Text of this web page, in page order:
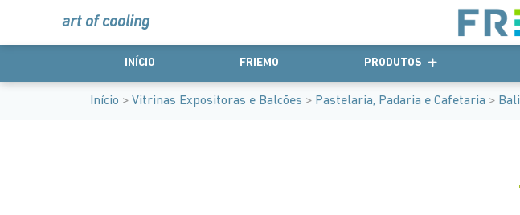
art of cooling
INÍCIO FRIEMO PRODUTOS
Início > Vitrinas Expositoras e Balcões > Pastelaria, Padaria e Cafetaria > Bali